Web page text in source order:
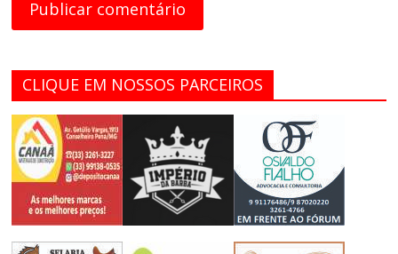
CLIQUE EM NOSSOS PARCEIROS